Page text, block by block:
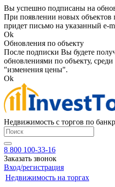
Вы успешно подписаны на
При появлении новых
придет письмо на указанный e-
Ok
Обновления по объекту
После подписки Вы будете
обновлениями по объекту,
"изменения цены".
Ok
Недвижимость с торгов по
8 800 100-33-16
Заказать звонок
Вход/регистрация
Недвижимость на торгах